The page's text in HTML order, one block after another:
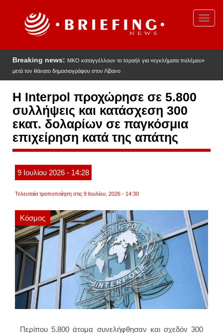
Breaking news: ΜΚΟ καταγγέλλουν το Ισραήλ για «εγκλήματα πολέμου»
μετά τον θάνατο δημοσιογράφου στον Λίβανο
H Interpol προχώρησε σε 5.800
συλλήψεις και κατάσχεση 300
εκατ. δολαρίων σε παγκόσμια
επιχείρηση κατά της απάτης
9 Ιουλίου 2026 - 14:28
Τελευταία τροποποίηση στις 9 Ιουλίου, 2026 - 14:30
Κόσμος
Περίπου 5.800 άτομα συνελήφθησαν και σχεδόν 300